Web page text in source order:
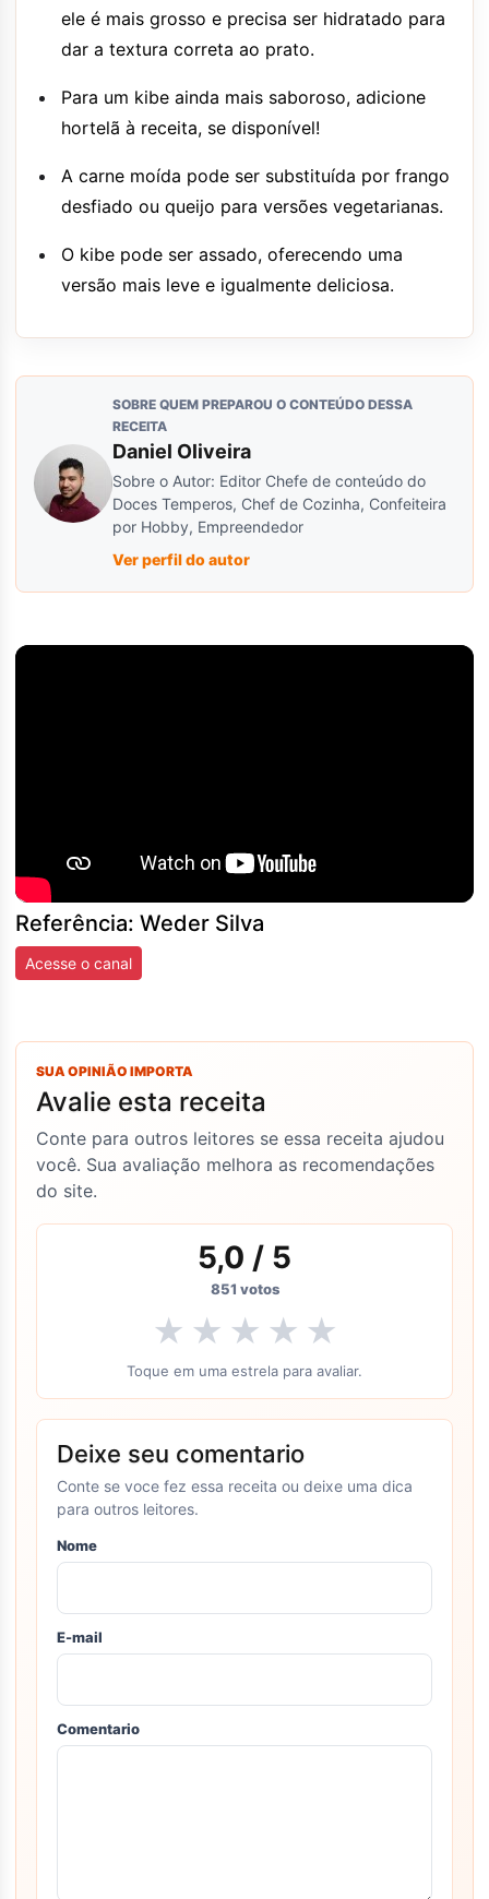
ele é mais grosso e precisa ser hidratado para
dar a textura correta ao prato.
Para um kibe ainda mais saboroso, adicione
hortelã à receita, se disponível!
A carne moída pode ser substituída por frango
desfiado ou queijo para versões vegetarianas.
O kibe pode ser assado, oferecendo uma
versão mais leve e igualmente deliciosa.
SOBRE QUEM PREPAROU O CONTEÚDO DESSA
RECEITA
Daniel Oliveira
Sobre o Autor: Editor Chefe de conteúdo do
Doces Temperos, Chef de Cozinha, Confeiteira
por Hobby, Empreendedor
Ver perfil do autor
Referência: Weder Silva
Acesse o canal
SUA OPINIÃO IMPORTA
Avalie esta receita
Conte para outros leitores se essa receita ajudou
você. Sua avaliação melhora as recomendações
do site.
5,0 / 5
851 votos
★ ★ ★ ★ ★
Toque em uma estrela para avaliar.
Deixe seu comentario
Conte se voce fez essa receita ou deixe uma dica
para outros leitores.
Nome
E-mail
Comentario